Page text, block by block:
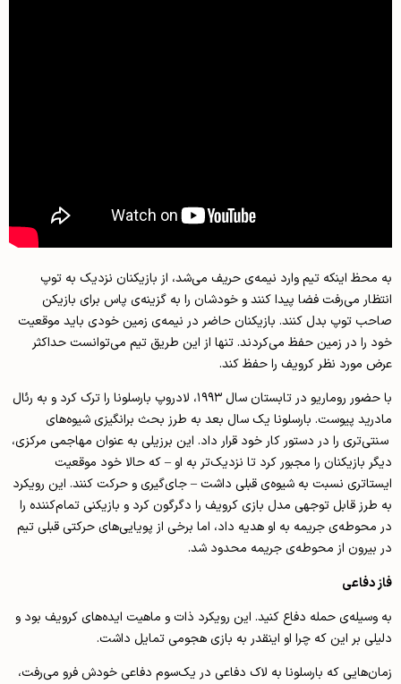
به محظ اینکه تیم وارد نیمه‌ی حریف می‌شد، از بازیکنان نزدیک به توپ
انتظار می‌رفت فضا پیدا کنند و خودشان را به گزینه‌ی پاس برای بازیکن
صاحب توپ بدل کنند. بازیکنان حاضر در نیمه‌ی زمین خودی باید موقعیت
خود را در زمین حفظ می‌کردند. تنها از این طریق تیم می‌توانست حداکثر
عرض مورد نظر کرویف را حفظ کند.
با حضور روماریو در تابستان سال ۱۹۹۳، لادروپ بارسلونا را ترک کرد و به رئال
مادرید پیوست. بارسلونا یک سال بعد به طرز بحث برانگیزی شیوه‌های
سنتی‌تری را در دستور کار خود قرار داد. این برزیلی به عنوان مهاجمی مرکزی،
دیگر بازیکنان را مجبور کرد تا نزدیک‌تر به او – که حالا خود موقعیت
ایستاتری نسبت به شیوه‌ی قبلی داشت – جای‌گیری و حرکت کنند. این رویکرد
به طرز قابل توجهی مدل بازی کرویف را دگرگون کرد و بازیکنی تمام‌کننده را
در محوطه‌ی جریمه به او هدیه داد، اما برخی از پویایی‌های حرکتی قبلی تیم
در بیرون از محوطه‌ی جریمه محدود شد.
فاز دفاعی
به وسیله‌ی حمله دفاع کنید‌. این رویکرد ذات و ماهیت ایده‌های کرویف بود و
دلیلی بر این که چرا او اینقدر به بازی هجومی تمایل داشت.
زمان‌هایی که بارسلونا به لاک دفاعی در یک‌سوم دفاعی خودش فرو می‌رفت،